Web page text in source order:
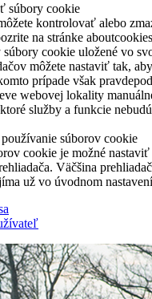
súbory cookie
kontrolovať alebo
na stránke
cookie uložené vo
môžete nastaviť tak,
prípade však
webovej lokality
služby a funkcie
súborov cookie
cookie je možné
Väčšina
už vo úvodnom